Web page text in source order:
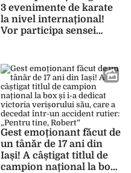
3 evenimente de karate
la nivel internațional!
Vor participa sensei
Gest emoționant făcut de
un tânăr de 17 ani din
Iași! A câștigat titlul de
campion național la box